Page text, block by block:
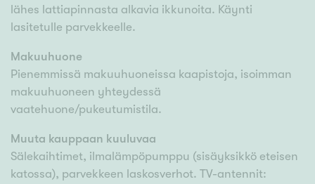
lähes lattiapinnasta alkavia ikkunoita. Käynti
lasitetulle parvekkeelle.
Makuuhuone
Pienemmissä makuuhuoneissa kaapistoja, isoimman
makuuhuoneen yhteydessä
vaatehuone/pukeutumistila.
Muuta kauppaan kuuluvaa
Sälekaihtimet, ilmalämpöpumppu (sisäyksikkö eteisen
katossa), parvekkeen laskosverhot. TV-antennit: